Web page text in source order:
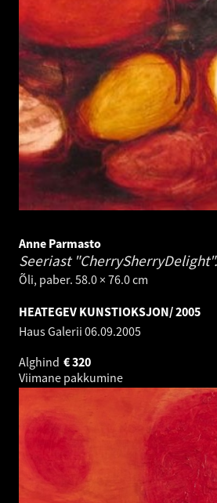
Anne Parmasto
Seeriast "CherrySherryDelight".
Õli, paber. 58.0 × 76.0 cm
HEATEGEV KUNSTIOKSJON/ 2005
Haus Galerii 06.09.2005
Alghind
320
€
Viimane pakkumine